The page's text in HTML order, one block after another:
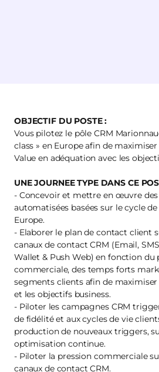
OBJECTIF DU POSTE :
Vous pilotez le pôle CRM
class » en Europe afin de
Value en adéquation avec les
UNE JOURNEE TYPE DANS CE
- Concevoir et mettre en œuvre
automatisées basées sur le cycle
Europe.
- Elaborer le plan de contact client
canaux de contact CRM (Email,
Wallet & Push Web) en fonction du
commerciale, des temps forts
segments clients afin de
et les objectifs business.
- Piloter les campagnes CRM
de fidélité et aux cycles de vie
production de nouveaux triggers,
optimisation continue.
- Piloter la pression commerciale
canaux de contact CRM.